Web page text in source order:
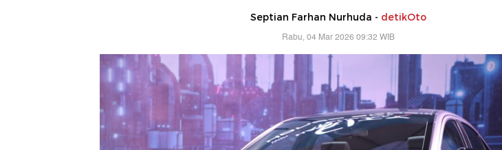
Septian Farhan Nurhuda - detikOto
Rabu, 04 Mar 2026 09:32 WIB